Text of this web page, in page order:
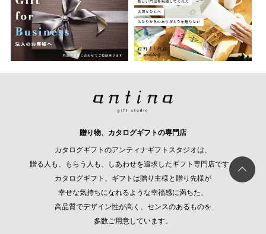
贈り物、カタログギフトの専門店
カタログギフトのアンティナギフトスタジオは、
贈る人も、もらう人も、しあわせを追求したギフト専門店です。
カタログギフト、ギフトは贈り主様と贈り先様が
幸せな気持ちになれるような幸福感に満ちた、
高品質でデザイン性が高く、センスのあるものを
多数ご用意しています。